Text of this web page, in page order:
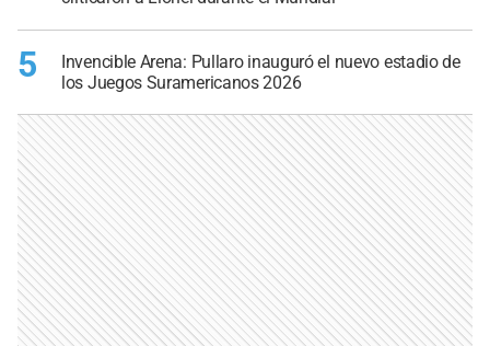
5
Invencible Arena: Pullaro inauguró el nuevo estadio de
los Juegos Suramericanos 2026